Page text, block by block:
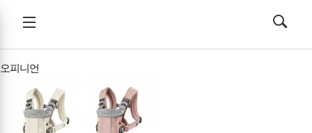
전체메뉴
열기/
검색
열기/
오피니언